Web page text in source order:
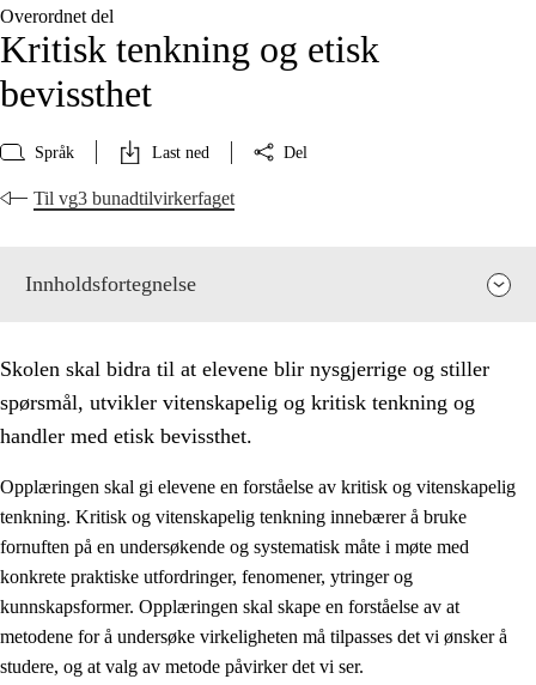
Overordnet del
Kritisk tenkning og etisk
bevissthet
Språk Last ned Del
Til vg3 bunadtilvirkerfaget
Innholdsfortegnelse
1. Opplæringens verdigrunnlag
1.1 Menneskeverdet
Skolen skal bidra til at elevene blir nysgjerrige og stiller
spørsmål, utvikler vitenskapelig og kritisk tenkning og
handler med etisk bevissthet.
Opplæringen skal gi elevene en forståelse av kritisk og vitenskapelig
tenkning. Kritisk og vitenskapelig tenkning innebærer å bruke
fornuften på en undersøkende og systematisk måte i møte med
konkrete praktiske utfordringer, fenomener, ytringer og
kunnskapsformer. Opplæringen skal skape en forståelse av at
metodene for å undersøke virkeligheten må tilpasses det vi ønsker å
studere, og at valg av metode påvirker det vi ser.